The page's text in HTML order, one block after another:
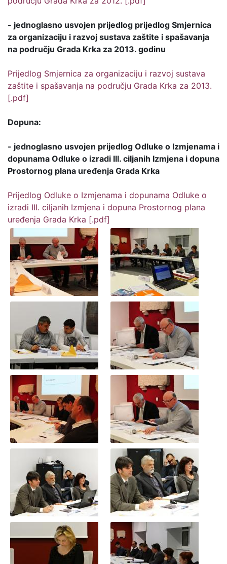
- jednoglasno usvojen prijedlog prijedlog Smjernica
za organizaciju i razvoj sustava zaštite i spašavanja
na području Grada Krka za 2013. godinu
Prijedlog Smjernica za organizaciju i razvoj sustava
zaštite i spašavanja na području Grada Krka za 2013.
[.pdf]
Dopuna:
- jednoglasno usvojen prijedlog Odluke o Izmjenama i
dopunama Odluke o izradi III. ciljanih Izmjena i dopuna
Prostornog plana uređenja Grada Krka
Prijedlog Odluke o Izmjenama i dopunama Odluke o
izradi III. ciljanih Izmjena i dopuna Prostornog plana
uređenja Grada Krka [.pdf]